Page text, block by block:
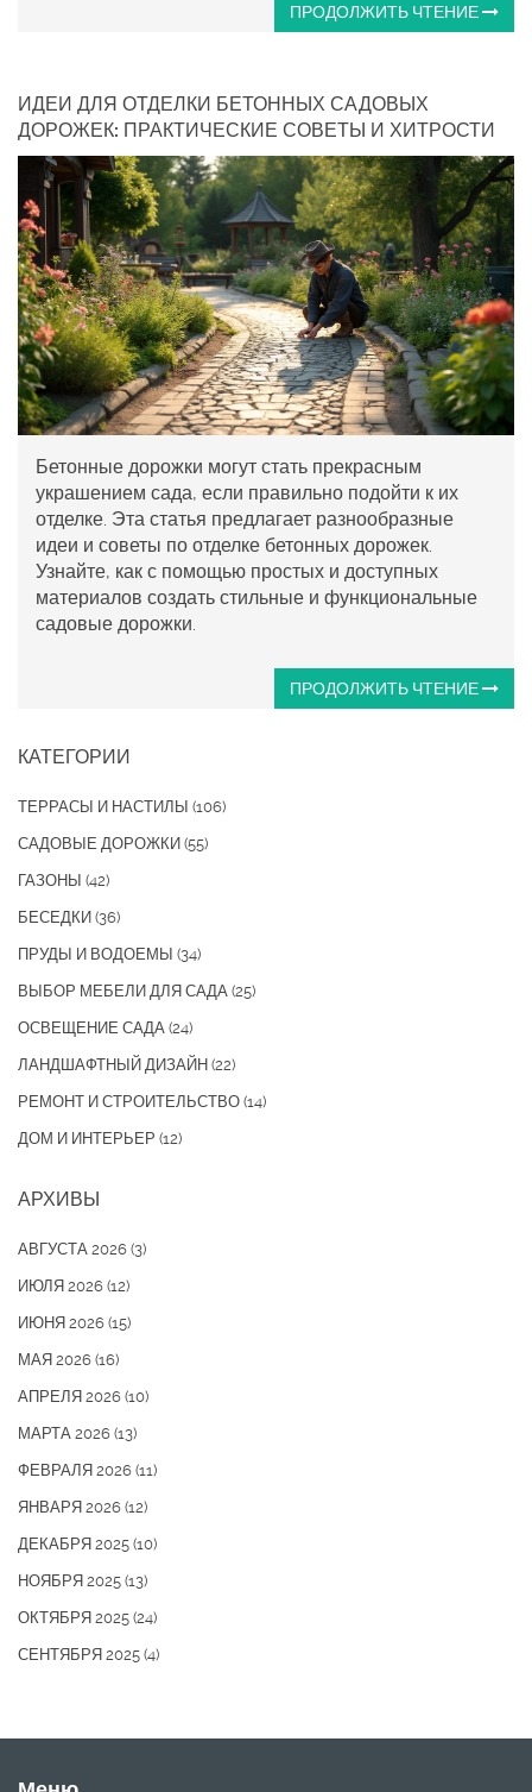
ПРОДОЛЖИТЬ ЧТЕНИЕ
ИДЕИ ДЛЯ ОТДЕЛКИ БЕТОННЫХ САДОВЫХ
ДОРОЖЕК: ПРАКТИЧЕСКИЕ СОВЕТЫ И ХИТРОСТИ
Бетонные дорожки могут стать прекрасным
украшением сада, если правильно подойти к их
отделке. Эта статья предлагает разнообразные
идеи и советы по отделке бетонных дорожек.
Узнайте, как с помощью простых и доступных
материалов создать стильные и функциональные
садовые дорожки.
ПРОДОЛЖИТЬ ЧТЕНИЕ
КАТЕГОРИИ
ТЕРРАСЫ И НАСТИЛЫ (106)
САДОВЫЕ ДОРОЖКИ (55)
ГАЗОНЫ (42)
БЕСЕДКИ (36)
ПРУДЫ И ВОДОЕМЫ (34)
ВЫБОР МЕБЕЛИ ДЛЯ САДА (25)
ОСВЕЩЕНИЕ САДА (24)
ЛАНДШАФТНЫЙ ДИЗАЙН (22)
РЕМОНТ И СТРОИТЕЛЬСТВО (14)
ДОМ И ИНТЕРЬЕР (12)
АРХИВЫ
АВГУСТА 2026 (3)
ИЮЛЯ 2026 (12)
ИЮНЯ 2026 (15)
МАЯ 2026 (16)
АПРЕЛЯ 2026 (10)
МАРТА 2026 (13)
ФЕВРАЛЯ 2026 (11)
ЯНВАРЯ 2026 (12)
ДЕКАБРЯ 2025 (10)
НОЯБРЯ 2025 (13)
ОКТЯБРЯ 2025 (24)
СЕНТЯБРЯ 2025 (4)